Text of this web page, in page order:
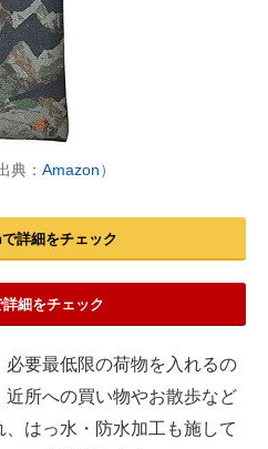
典： Amazon）
詳細をチェック
細をチェック
要最低限の荷物を入れるの
所への買い物やお散歩など
はっ水・防水加工も施して